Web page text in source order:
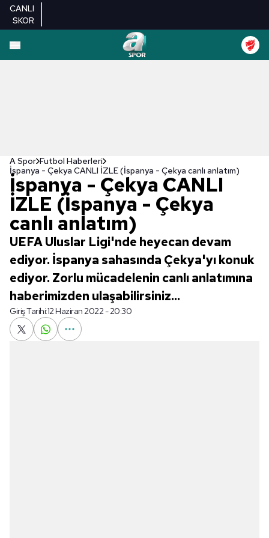
CANLI
SKOR
A Spor Futbol Haberleri
İspanya - Çekya CANLI İZLE (İspanya - Çekya canlı anlatım)
İspanya - Çekya CANLI
İZLE (İspanya - Çekya
canlı anlatım)
UEFA Uluslar Ligi'nde heyecan devam
ediyor. İspanya sahasında Çekya'yı konuk
ediyor. Zorlu mücadelenin canlı anlatımına
haberimizden ulaşabilirsiniz...
Giriş Tarihi:12 Haziran 2022 - 20:30